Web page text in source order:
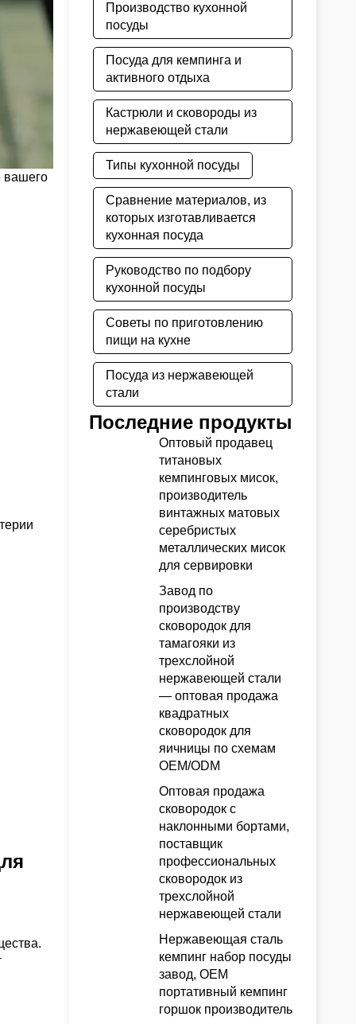
вашего
Производство кухонной
посуды
Посуда для кемпинга и
активного отдыха
Кастрюли и сковороды из
нержавеющей стали
Типы кухонной посуды
Сравнение материалов, из
которых изготавливается
кухонная посуда
Руководство по подбору
кухонной посуды
Советы по приготовлению
пищи на кухне
Посуда из нержавеющей
стали
Последние продукты
Оптовый продавец
титановых
кемпинговых мисок,
производитель
винтажных матовых
серебристых
металлических мисок
для сервировки
Завод по
производству
сковородок для
тамагояки из
трехслойной
нержавеющей стали
— оптовая продажа
квадратных
сковородок для
яичницы по схемам
OEM/ODM
Оптовая продажа
сковородок с
наклонными бортами,
поставщик
профессиональных
сковородок из
трехслойной
нержавеющей стали
Нержавеющая сталь
кемпинг набор посуды
завод, OEM
портативный кемпинг
горшок производитель